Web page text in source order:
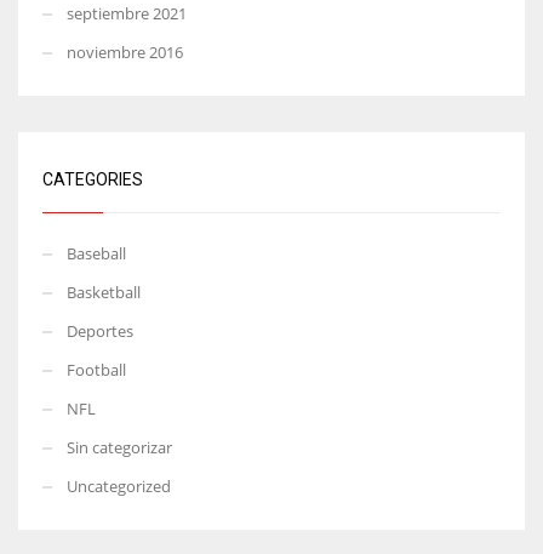
septiembre 2021
noviembre 2016
CATEGORIES
Baseball
Basketball
Deportes
Football
NFL
Sin categorizar
Uncategorized